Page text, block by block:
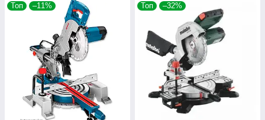
Топ –11% Топ –32%